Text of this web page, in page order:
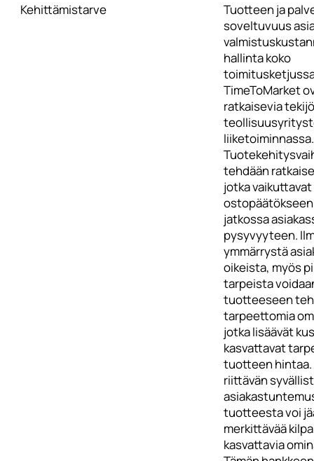
Kehittämistarve
Tuotteen ja
soveltuvuus
hallinta koko
TimeToMarket
ratkaisevia
liiketoiminnassa.
tehdään
jotka vaikuttavat
ostopäätökseen
jatkossa
pysyvyyteen.
ymmärrystä
oikeista, myös
tarpeista
tuotteeseen
tarpeettomia
jotka lisäävät
kasvattavat
tuotteen hintaa.
riittävän
tuotteesta voi
merkittävää
kasvattavia